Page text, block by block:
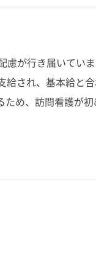
が行き届いてい
され、基本給と
め、訪問看護が